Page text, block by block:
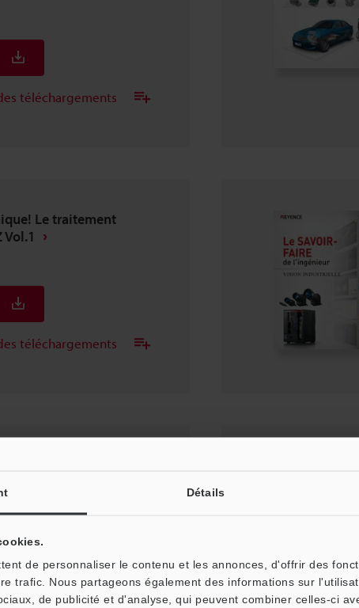
Détails
de personnaliser le contenu et les annonces, d'offrir des
trafic. Nous partageons également des informations sur
de publicité et d'analyse, qui peuvent combiner celles-ci
téléchargements
Le traitement
téléchargements
téléchargements